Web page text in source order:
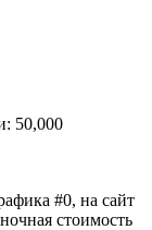
50,000
#0, на сайт
стоимость